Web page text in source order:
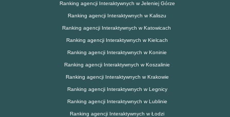
Ranking agencji Interaktywnych w Jeleniej Górze
Ranking agencji Interaktywnych w Kaliszu
Ranking agencji Interaktywnych w Katowicach
Ranking agencji Interaktywnych w Kielcach
Ranking agencji Interaktywnych w Koninie
Ranking agencji Interaktywnych w Koszalinie
Ranking agencji Interaktywnych w Krakowie
Ranking agencji Interaktywnych w Legnicy
Ranking agencji Interaktywnych w Lublinie
Ranking agencji Interaktywnych w Łodzi